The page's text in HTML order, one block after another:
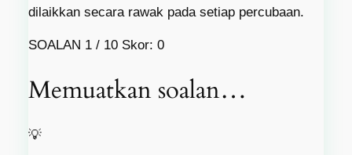
dilaikkan secara rawak pada setiap percubaan.
SOALAN 1/ 10 Skor: 0
Memuatkan soalan…
💡